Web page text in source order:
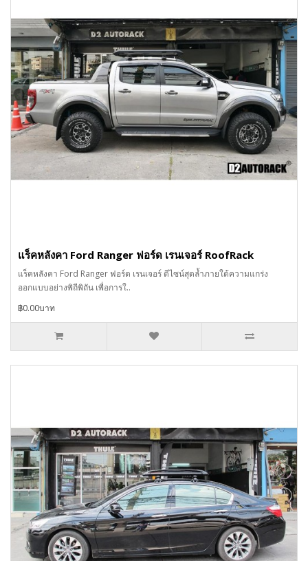
แร็คหลังคา Ford Ranger ฟอร์ด เรนเจอร์ RoofRack
แร็คหลังคา Ford Ranger ฟอร์ด เรนเจอร์ ดีไซน์สุดล้ำภายใต้ความแกร่ง
ออกแบบอย่างพิถีพิถัน เพื่อการใ..
฿0.00บาท